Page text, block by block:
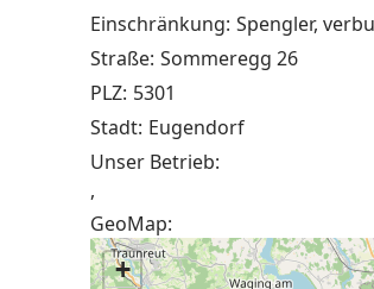
Einschränkung: Spengler,
Straße: Sommeregg 26
PLZ: 5301
Stadt: Eugendorf
Unser Betrieb:
,
GeoMap:
+